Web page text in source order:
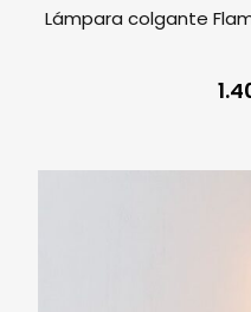
Lámpara colgante